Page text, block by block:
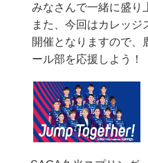
みなさんで一緒に盛り
また、今回はカレッジ
開催となりますので、
ール部を応援しよう！